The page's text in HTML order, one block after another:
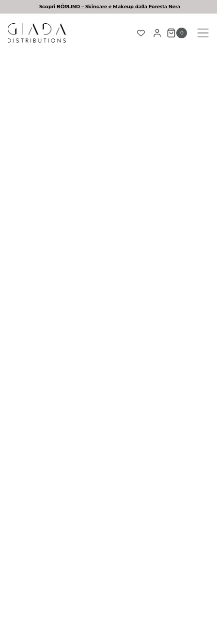
contenuto
Scopri BÖRLIND – Skincare e Makeup dalla Foresta Nera
0